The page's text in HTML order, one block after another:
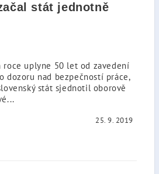
stát jednotně
roce uplyne 50 let od zavedení
dozoru nad bezpečností práce,
stát sjednotil oborově
25. 9. 2019